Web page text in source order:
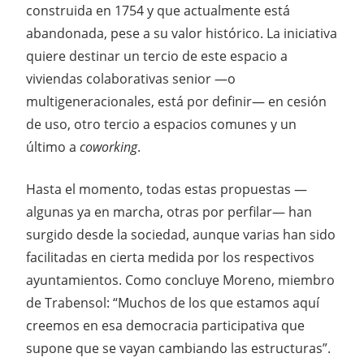
construida en 1754 y que actualmente está
abandonada, pese a su valor histórico. La iniciativa
quiere destinar un tercio de este espacio a
viviendas colaborativas senior —o
multigeneracionales, está por definir— en cesión
de uso, otro tercio a espacios comunes y un
último a coworking.
Hasta el momento, todas estas propuestas —
algunas ya en marcha, otras por perfilar— han
surgido desde la sociedad, aunque varias han sido
facilitadas en cierta medida por los respectivos
ayuntamientos. Como concluye Moreno, miembro
de Trabensol: “Muchos de los que estamos aquí
creemos en esa democracia participativa que
supone que se vayan cambiando las estructuras”.